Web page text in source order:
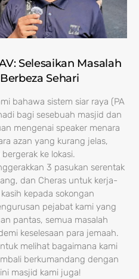
Selesaikan Masalah
Sehari
bahawa sistem siar raya (PA
bagi sesebuah masjid dan
mengenai speaker menara
azan yang kurang jelas,
ke lokasi.
3 pasukan serentak
dan Cheras untuk kerja-
kepada sokongan
pejabat kami yang
pantas, semua masalah
keselesaan para jemaah.
melihat bagaimana kami
berkumandang dengan
masjid kami juga!